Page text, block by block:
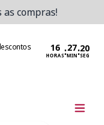
as compras!
HORAS:MIN:SEG